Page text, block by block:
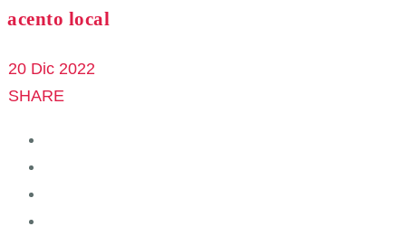
acento local
20 Dic 2022
SHARE